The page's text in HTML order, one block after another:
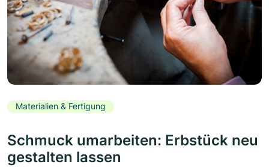
Materialien & Fertigung
Schmuck umarbeiten: Erbstück neu
gestalten lassen